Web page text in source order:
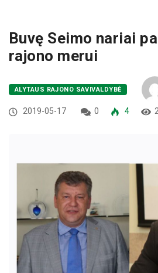
Buvę Seimo nariai
rajono merui
ALYTAUS RAJONO SAVIVALDYBĖ
2019-05-17 0 4